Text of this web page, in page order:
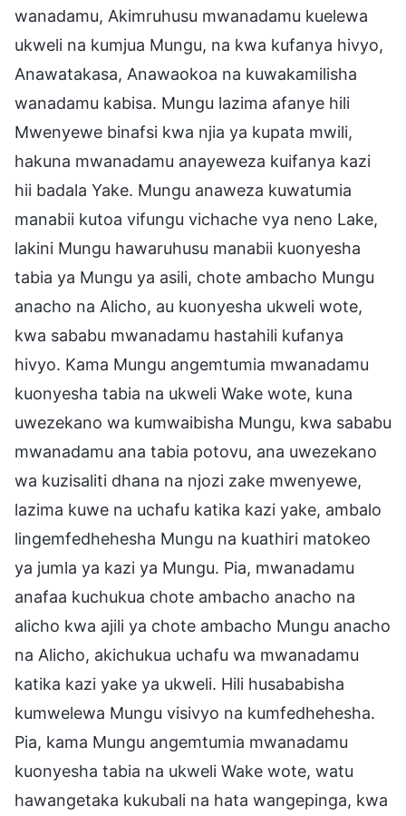
wanadamu, Akimruhusu mwanadamu kuelewa
ukweli na kumjua Mungu, na kwa kufanya hivyo,
Anawatakasa, Anawaokoa na kuwakamilisha
wanadamu kabisa. Mungu lazima afanye hili
Mwenyewe binafsi kwa njia ya kupata mwili,
hakuna mwanadamu anayeweza kuifanya kazi
hii badala Yake. Mungu anaweza kuwatumia
manabii kutoa vifungu vichache vya neno Lake,
lakini Mungu hawaruhusu manabii kuonyesha
tabia ya Mungu ya asili, chote ambacho Mungu
anacho na Alicho, au kuonyesha ukweli wote,
kwa sababu mwanadamu hastahili kufanya
hivyo. Kama Mungu angemtumia mwanadamu
kuonyesha tabia na ukweli Wake wote, kuna
uwezekano wa kumwaibisha Mungu, kwa sababu
mwanadamu ana tabia potovu, ana uwezekano
wa kuzisaliti dhana na njozi zake mwenyewe,
lazima kuwe na uchafu katika kazi yake, ambalo
lingemfedhehesha Mungu na kuathiri matokeo
ya jumla ya kazi ya Mungu. Pia, mwanadamu
anafaa kuchukua chote ambacho anacho na
alicho kwa ajili ya chote ambacho Mungu anacho
na Alicho, akichukua uchafu wa mwanadamu
katika kazi yake ya ukweli. Hili husababisha
kumwelewa Mungu visivyo na kumfedhehesha.
Pia, kama Mungu angemtumia mwanadamu
kuonyesha tabia na ukweli Wake wote, watu
hawangetaka kukubali na hata wangepinga, kwa